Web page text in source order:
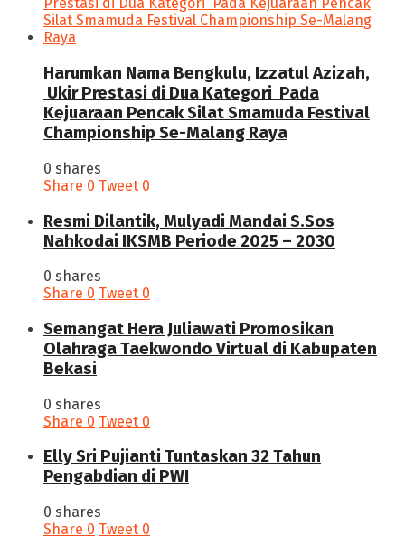
Harumkan Nama Bengkulu, Izzatul Azizah,
Ukir Prestasi di Dua Kategori Pada
Kejuaraan Pencak Silat Smamuda Festival
Championship Se-Malang Raya
0 shares
Share 0 Tweet 0
Resmi Dilantik, Mulyadi Mandai S.Sos
Nahkodai IKSMB Periode 2025 – 2030
0 shares
Share 0 Tweet 0
Semangat Hera Juliawati Promosikan
Olahraga Taekwondo Virtual di Kabupaten
Bekasi
0 shares
Share 0 Tweet 0
Elly Sri Pujianti Tuntaskan 32 Tahun
Pengabdian di PWI
0 shares
Share 0 Tweet 0